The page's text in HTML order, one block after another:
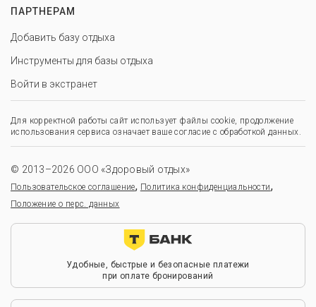
ПАРТНЕРАМ
Добавить базу отдыха
Инструменты для базы отдыха
Войти в экстранет
Для корректной работы сайт использует файлы cookie, продолжение
использования сервиса означает ваше согласие с обработкой данных.
© 2013–2026 ООО «Здоровый отдых»
Пользовательское соглашение, Политика конфиденциальности,
Положение о перс. данных
Удобные, быстрые и безопасные платежи
при оплате бронирований